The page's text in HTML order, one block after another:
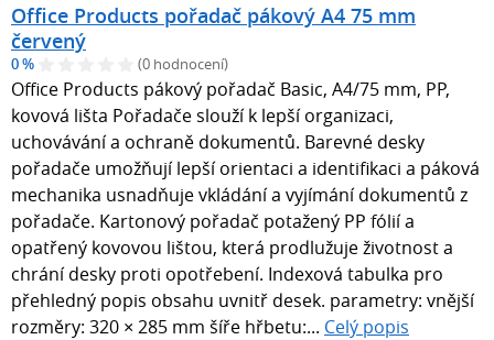
Office Products pořadač pákový A4 75 mm
červený
0 % (0 hodnocení)
Office Products pákový pořadač Basic, A4/75 mm, PP,
kovová lišta Pořadače slouží k lepší organizaci,
uchovávání a ochraně dokumentů. Barevné desky
pořadače umožňují lepší orientaci a identifikaci a páková
mechanika usnadňuje vkládání a vyjímání dokumentů z
pořadače. Kartonový pořadač potažený PP fólií a
opatřený kovovou lištou, která prodlužuje životnost a
chrání desky proti opotřebení. Indexová tabulka pro
přehledný popis obsahu uvnitř desek. parametry: vnější
rozměry: 320 × 285 mm šíře hřbetu:... Celý popis